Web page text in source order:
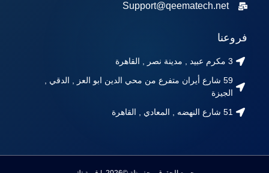
Support@qeematech.net
فروعنا
3 مكرم عبيد , مدينة نصر , القاهرة
59 شارع أيران متفرع من محي الدين ابو العز , الدقي ,
الجيزة
51 شارع النهضه , المعادي , القاهرة